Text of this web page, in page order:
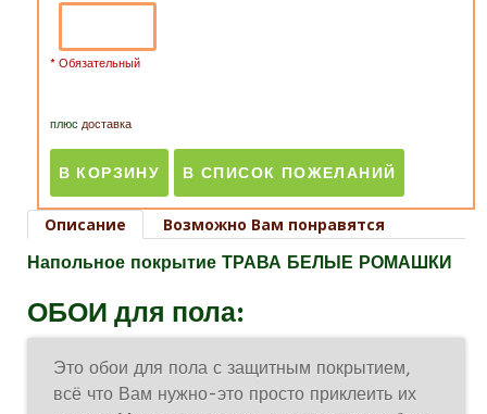
* Обязательный
плюс доставка
Описание
Возможно Вам понравятся
Напольное покрытие ТРАВА БЕЛЫЕ РОМАШКИ
ОБОИ для пола:
Это обои для пола с защитным покрытием,
всё что Вам нужно-это просто приклеить их